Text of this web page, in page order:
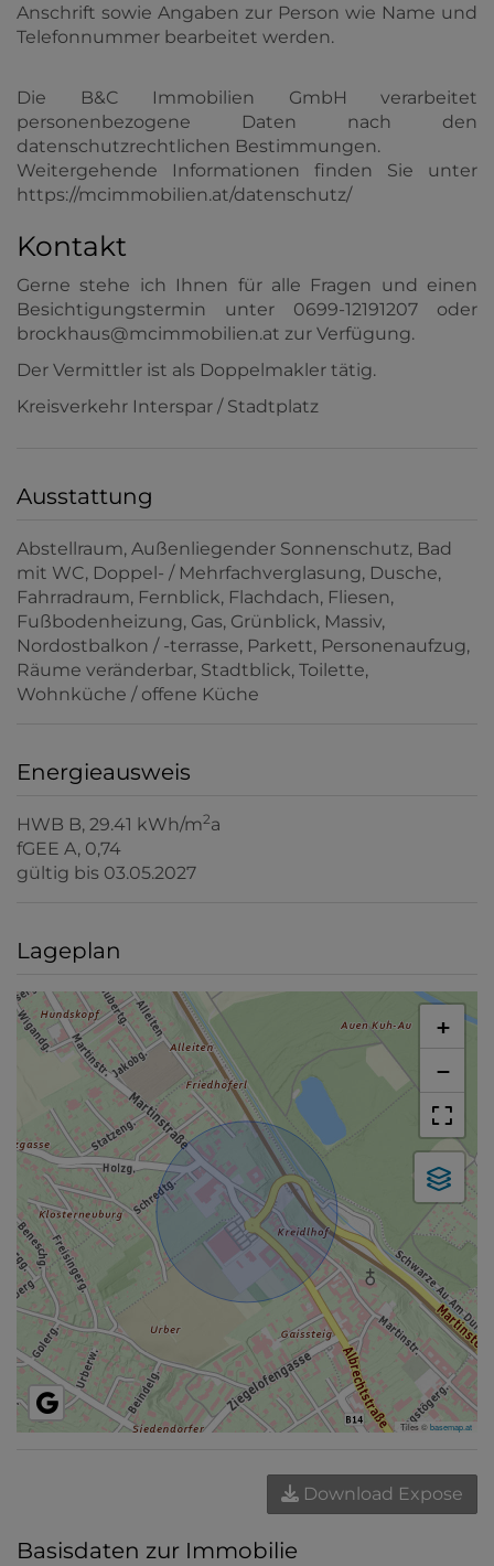
Anschrift sowie Angaben zur Person wie Name und
Telefonnummer bearbeitet werden.
Die B&C Immobilien GmbH verarbeitet
personenbezogene Daten nach den
datenschutzrechtlichen Bestimmungen.
Weitergehende Informationen finden Sie unter
https://mcimmobilien.at/datenschutz/
Kontakt
Gerne stehe ich Ihnen für alle Fragen und einen
Besichtigungstermin unter 0699-12191207 oder
brockhaus@mcimmobilien.at zur Verfügung.
Der Vermittler ist als Doppelmakler tätig.
Kreisverkehr Interspar / Stadtplatz
Ausstattung
Abstellraum Außenliegender Sonnenschutz Bad
mit WC Doppel- / Mehrfachverglasung Dusche
Fahrradraum Fernblick Flachdach Fliesen
Fußbodenheizung Gas Grünblick Massiv
Nordostbalkon / -terrasse Parkett Personenaufzug
Räume veränderbar Stadtblick Toilette
Wohnküche / offene Küche
Energieausweis
HWB B, 29.41 kWh/m2a
fGEE A, 0,74
gültig bis 03.05.2027
Lageplan
+
−
Tiles ©basemap.at
Download Expose
Basisdaten zur Immobilie